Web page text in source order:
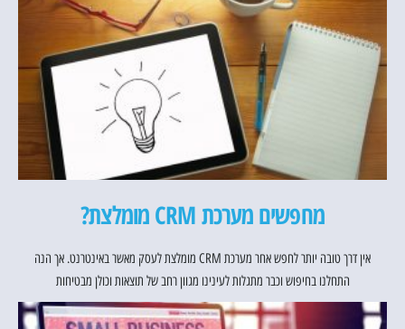
מחפשים מערכת CRM מומלצת?
אין דרך טובה יותר לחפש אחר מערכת CRM מומלצת לעסק מאשר באינטרנט. אך הנה
התחלנו בחיפוש וכבר מתגלות לעינינו מגוון רחב של תוצאות וכולן מבטיחות